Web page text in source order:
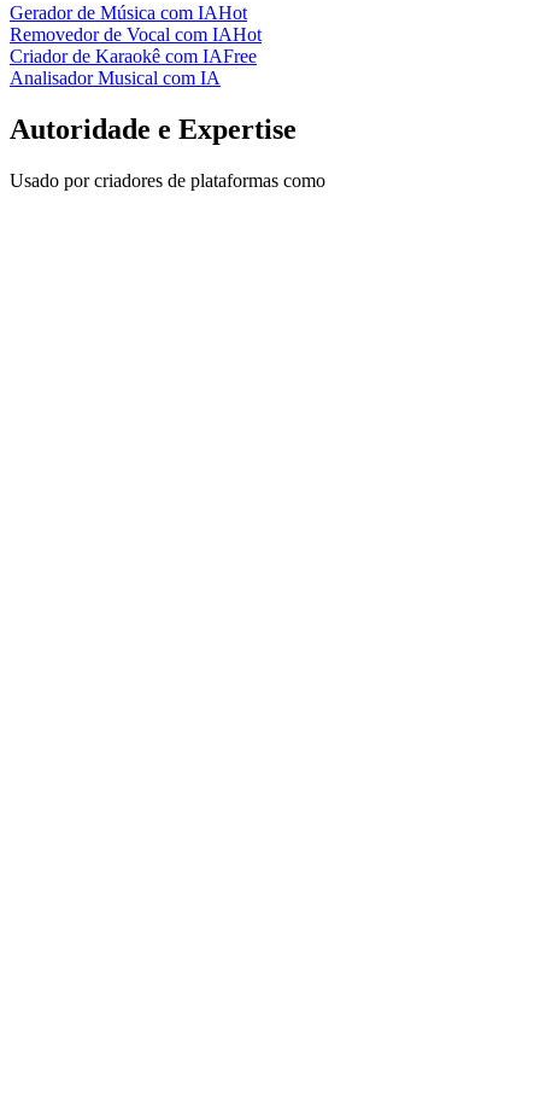
Gerador de Música com IAHot
Removedor de Vocal com IAHot
Criador de Karaokê com IAFree
Analisador Musical com IA
Autoridade e Expertise
Usado por criadores de plataformas como